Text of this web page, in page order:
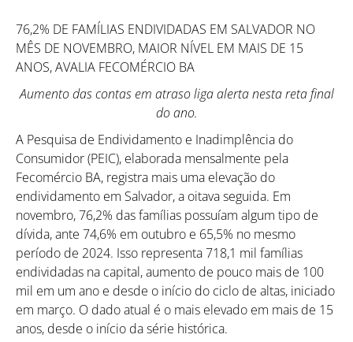
76,2% DE FAMÍLIAS ENDIVIDADAS EM SALVADOR NO
MÊS DE NOVEMBRO, MAIOR NÍVEL EM MAIS DE 15
ANOS, AVALIA FECOMÉRCIO BA
Aumento das contas em atraso liga alerta nesta reta final
do ano.
A Pesquisa de Endividamento e Inadimplência do
Consumidor (PEIC), elaborada mensalmente pela
Fecomércio BA, registra mais uma elevação do
endividamento em Salvador, a oitava seguida. Em
novembro, 76,2% das famílias possuíam algum tipo de
dívida, ante 74,6% em outubro e 65,5% no mesmo
período de 2024. Isso representa 718,1 mil famílias
endividadas na capital, aumento de pouco mais de 100
mil em um ano e desde o início do ciclo de altas, iniciado
em março. O dado atual é o mais elevado em mais de 15
anos, desde o início da série histórica.